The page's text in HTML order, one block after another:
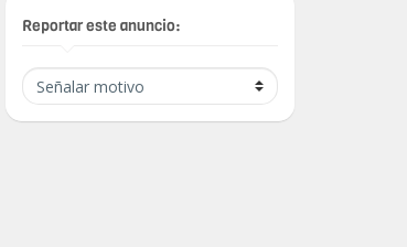
Reportar este anuncio: